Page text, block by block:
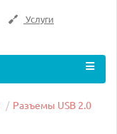
Услуги
Разъемы USB 2.0